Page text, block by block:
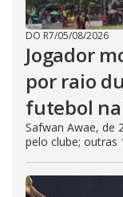
DO R7/05/08/2026
Jogador
por raio
futebol
Safwan Awae, de
pelo clube; outras